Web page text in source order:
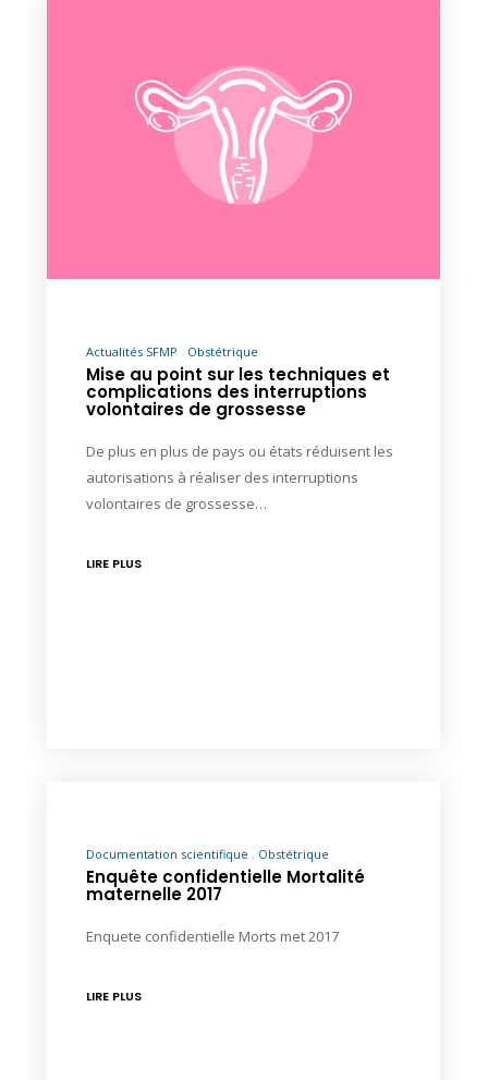
Actualités SFMP Obstétrique
Mise au point sur les techniques et
complications des interruptions
volontaires de grossesse
De plus en plus de pays ou états réduisent les
autorisations à réaliser des interruptions
volontaires de grossesse…
LIRE PLUS
Documentation scientifique Obstétrique
Enquête confidentielle Mortalité
maternelle 2017
Enquete confidentielle Morts met 2017
LIRE PLUS